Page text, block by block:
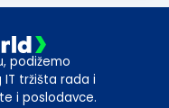
podižemo
tržišta rada i
i poslodavce.